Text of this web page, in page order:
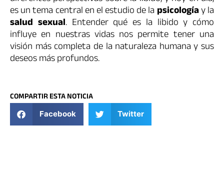
es un tema central en el estudio de la psicologíay la
salud sexual. Entender qué es la libido y cómo
influye en nuestras vidas nos permite tener una
visión más completa de la naturaleza humana y sus
deseos más profundos.
COMPARTIR ESTA NOTICIA
Facebook Twitter